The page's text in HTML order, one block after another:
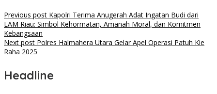
Previous post Kapolri Terima Anugerah Adat Ingatan Budi dari
LAM Riau: Simbol Kehormatan, Amanah Moral, dan Komitmen
Kebangsaan
Next post Polres Halmahera Utara Gelar Apel Operasi Patuh Kie
Raha 2025
Headline